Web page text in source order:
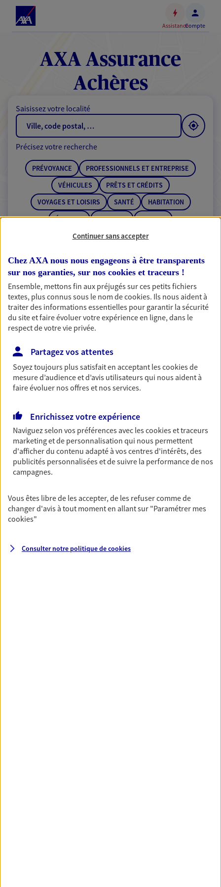
Accéder
contenu
principal
Accéder
au
de
AssistanceCompte
AXA Assurance
Achères
Saisissez votre localité
RECHERCHER
Précisez votre recherche
PRÉVOYANCE
PROFESSIONNELS ET ENTREPRISE
VÉHICULES
PRÊTS ET CRÉDITS
VOYAGES ET LOISIRS
SANTÉ
HABITATION
ÉPARGNE
RETRAITE BANQUE
1 résultat correspond à votre
recherche
Passer les
résultats
Frederic Benhamou
France
6 Place Du 14 Juillet, 78260 Acheres
Horaires : Fermé
Ouvre à 15:00
NOUS CONTACTER
VOIR NOTRE SITE WEB
Continuer sans accepter
Chez AXA nous nous engageons à être transparents
sur nos garanties, sur nos cookies et traceurs !
Ensemble, mettons fin aux préjugés sur ces petits fichiers
textes, plus connus sous le nom decookies. Ils nous aident à
traiter des informations essentielles pour garantir la sécurité
du site et faire évoluer votre expérience en ligne, dans le
respect de votre vie privée.
Partagez vos attentes
Soyez toujours plus satisfait en acceptant lescookiesde
mesure d’audience et d’avis utilisateurs qui nous aident à
faire évoluer nos offres et nos services.
Enrichissez votre expérience
Naviguez selon vos préférences avec lescookies et traceurs
marketing et de personnalisation qui nous permettent
d'afficher du contenu adapté à vos centres d'intérêts, des
publicités personnalisées et de suivre la performance de nos
campagnes.
Vous êtes libre de les accepter, de les refuser comme de
changer d'avis à tout moment en allant sur "Paramétrer mes
cookies"
Consulter notre politique decookies